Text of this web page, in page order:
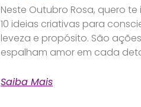
Neste Outubro Rosa, quero
10 ideias criativas para
leveza e propósito. São
espalham amor em cada
Saiba Mais